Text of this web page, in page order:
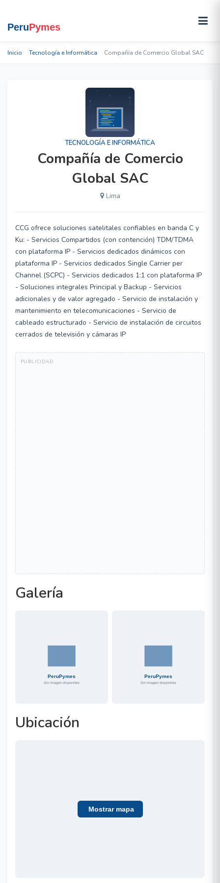
Inicio Tecnología e Informática Compañía de Comercio Global SAC
TECNOLOGÍA E INFORMÁTICA
Compañía de Comercio
Global SAC
Lima
CCG ofrece soluciones satelitales confiables en banda C y
Ku: - Servicios Compartidos (con contención) TDM/TDMA
con plataforma IP - Servicios dedicados dinámicos con
plataforma IP - Servicios dedicados Single Carrier per
Channel (SCPC) - Servicios dedicados 1:1 con plataforma IP
- Soluciones integrales Principal y Backup - Servicios
adicionales y de valor agregado - Servicio de instalación y
mantenimiento en telecomunicaciones - Servicio de
cableado estructurado - Servicio de instalación de circuitos
cerrados de televisión y cámaras IP
Galería
Ubicación
Mostrar mapa